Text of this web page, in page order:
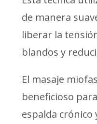
de manera
liberar la
blandos y
El masaje
beneficioso
espalda crónico